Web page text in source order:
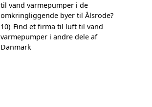
til vand varmepumper i de
omkringliggende byer til Ålsrode?
10) Find et firma til luft til vand
varmepumper i andre dele af
Danmark